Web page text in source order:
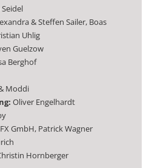
& Steffen Sailer, Boas
Uhlig
Guelzow
Berghof
Moddi
Oliver Engelhardt
GmbH, Patrick Wagner
Hornberger